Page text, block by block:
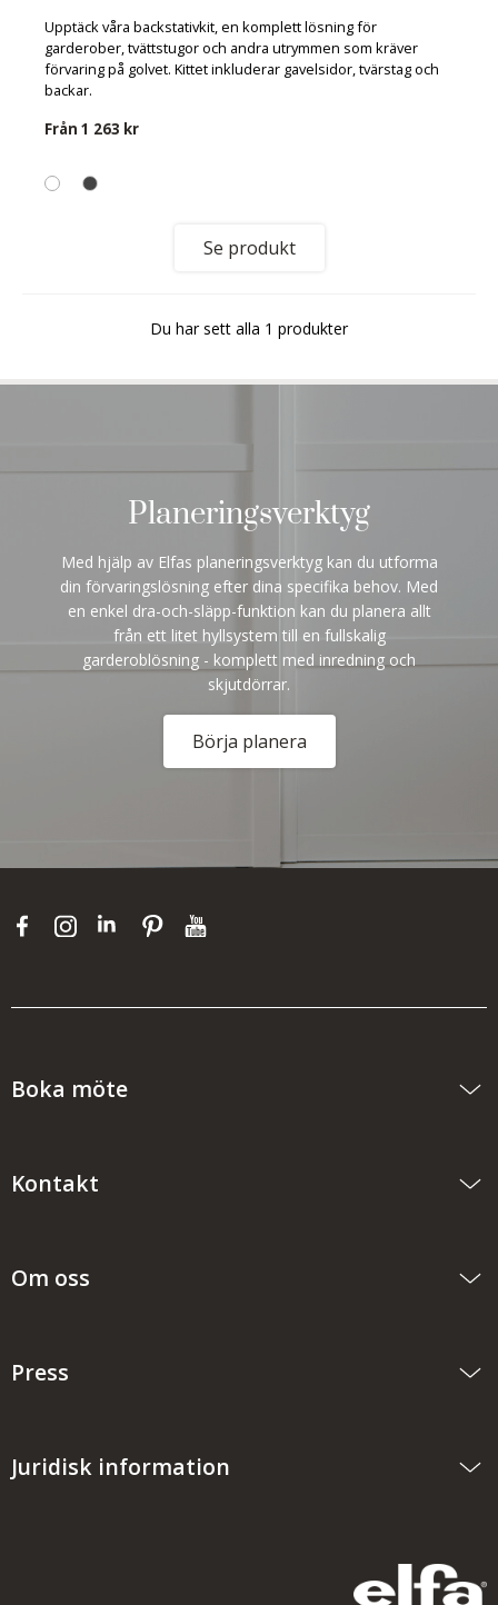
Upptäck våra backstativkit, en komplett lösning för
garderober, tvättstugor och andra utrymmen som kräver
förvaring på golvet. Kittet inkluderar gavelsidor, tvärstag och
backar.
Från 1 263 kr
Se produkt
Du har sett alla 1 produkter
Planeringsverktyg
Med hjälp av Elfas planeringsverktyg kan du utforma
din förvaringslösning efter dina specifika behov. Med
en enkel dra-och-släpp-funktion kan du planera allt
från ett litet hyllsystem till en fullskalig
garderoblösning - komplett med inredning och
skjutdörrar.
Börja planera
Boka möte
Kontakt
Om oss
Press
Juridisk information